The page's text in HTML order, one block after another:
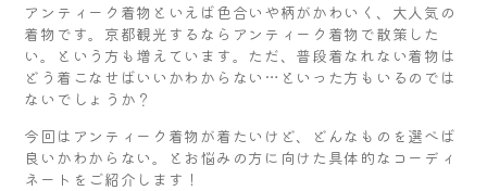
アンティーク着物といえば色合いや柄がかわいく、大人気の
着物です。京都観光するならアンティーク着物で散策した
い。という方も増えています。ただ、普段着なれない着物は
どう着こなせばいいかわからない…といった方もいるのでは
ないでしょうか？
今回はアンティーク着物が着たいけど、どんなものを選べば
良いかわからない。とお悩みの方に向けた具体的なコーディ
ネートをご紹介します！